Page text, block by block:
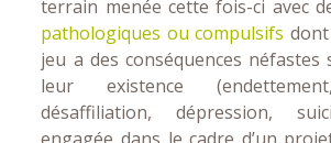
terrain menée cette fois-ci avec
pathologiques ou compulsifs
jeu a des conséquences
leur existence
désaffiliation, dépression,